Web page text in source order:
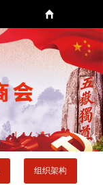
组织架构